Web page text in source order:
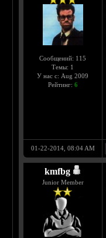
Сообщений: 115
Темы: 1
У нас с: Aug 2009
Рейтинг: 6
01-22-2014, 08:04 AM
kmfbg
Junior Member